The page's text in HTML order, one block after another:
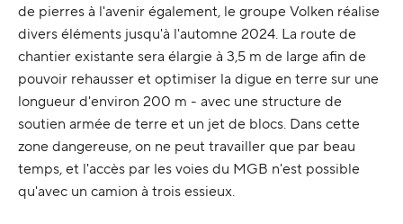
de pierres à l'avenir également, le groupe Volken réalise
divers éléments jusqu'à l'automne 2024. La route de
chantier existante sera élargie à 3,5 m de large afin de
pouvoir rehausser et optimiser la digue en terre sur une
longueur d'environ 200 m - avec une structure de
soutien armée de terre et un jet de blocs. Dans cette
zone dangereuse, on ne peut travailler que par beau
temps, et l'accès par les voies du MGB n'est possible
qu'avec un camion à trois essieux.